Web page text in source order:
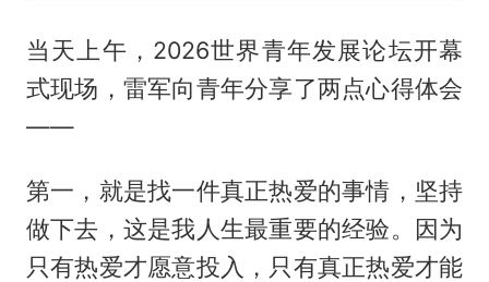
当天上午，2026世界青年发展论坛开幕
式现场，雷军向青年分享了两点心得体会
——
第一，就是找一件真正热爱的事情，坚持
做下去，这是我人生最重要的经验。因为
只有热爱才愿意投入，只有真正热爱才能